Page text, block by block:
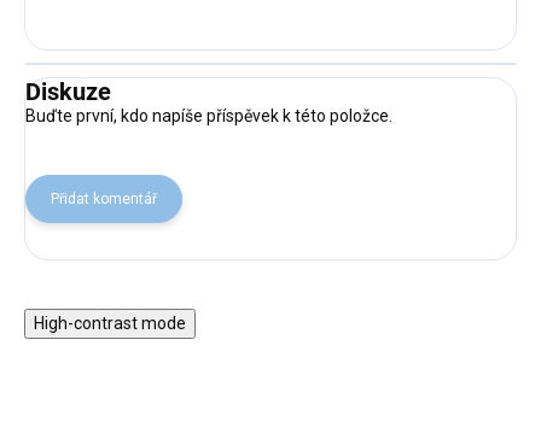
Diskuze
Buďte první, kdo napíše příspěvek k této položce.
Přidat komentář
High-contrast mode